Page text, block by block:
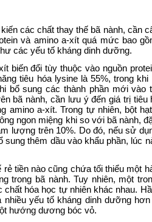
các chất thay thế bã nành, cần
và amino a-xít quá mức bao
các yếu tố kháng dinh dưỡng.
biến đổi tùy thuộc vào nguồn
tiêu hóa lysine là 55%, trong khi
bổ sung các thành phần mới vào
bã nành, cần lưu ý đến giá trị tiêu
amino a-xít. Trong tự nhiên, bột
ngon miệng khi so với bã nành,
lượng trên 10%. Do đó, nếu sử
sung thêm dầu vào khẩu phần, lúc
rẻ tiền nào cũng chứa tối thiểu một
trong bã nành. Tuy nhiên, một
chất hóa học tự nhiên khác nhau.
nhiều yếu tố kháng dinh dưỡng
hướng dương bóc vỏ.